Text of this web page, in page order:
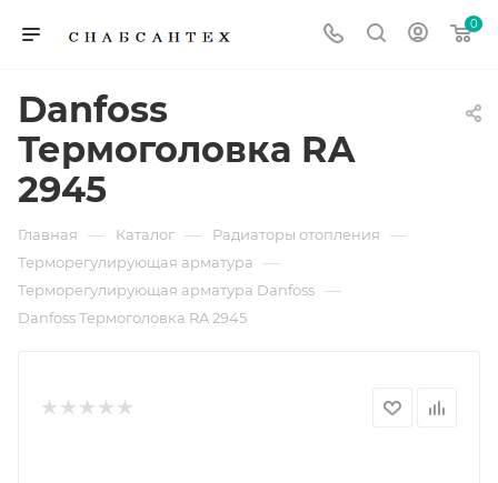
0
Danfoss
Термоголовка RA
2945
Главная — Каталог — Радиаторы отопления —
Терморегулирующая арматура —
Терморегулирующая арматура Danfoss —
Danfoss Термоголовка RA 2945